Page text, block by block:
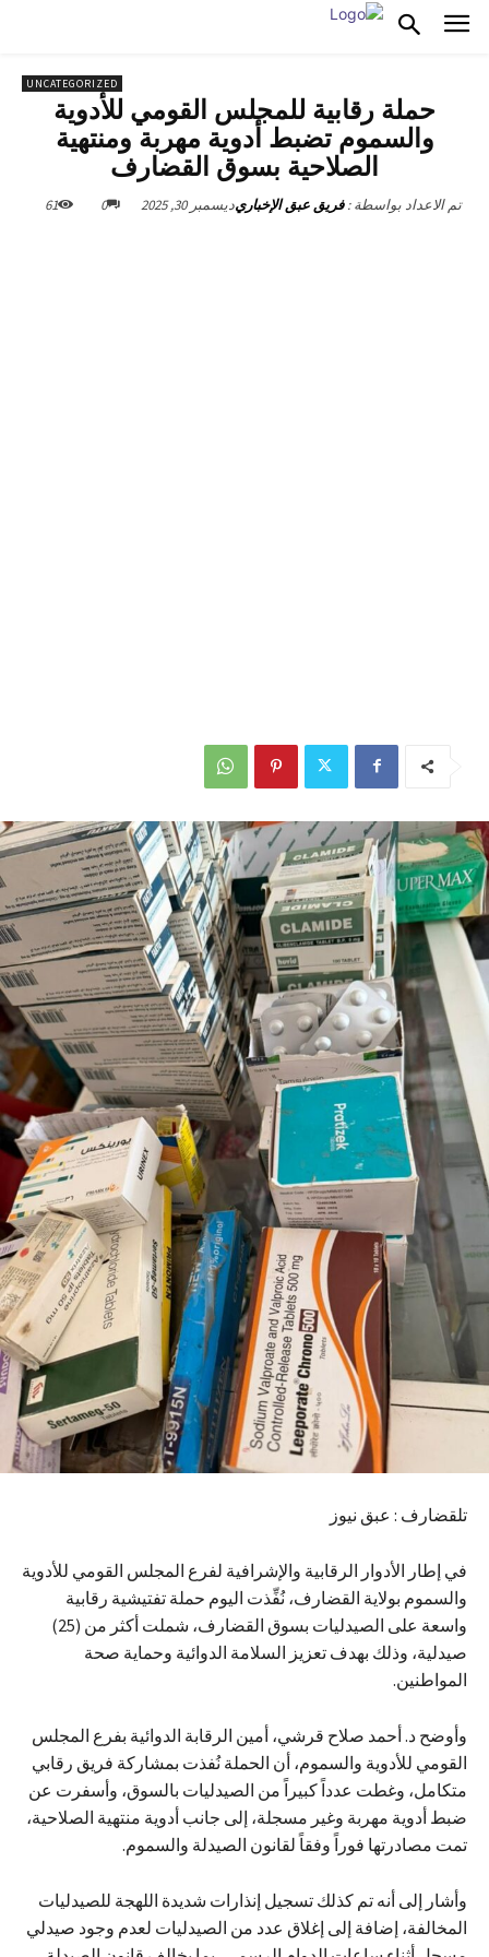
UNCATEGORIZED
حملة رقابية للمجلس القومي للأدوية
والسموم تضبط أدوية مهربة ومنتهية
الصلاحية بسوق القضارف
تم الاعداد بواسطة : فريق عبق الإخباريديسمبر 30, 2025 0
61
تلقضارف : عبق نيوز
في إطار الأدوار الرقابية والإشرافية لفرع المجلس القومي للأدوية
والسموم بولاية القضارف، نُفِّذت اليوم حملة تفتيشية رقابية
واسعة على الصيدليات بسوق القضارف، شملت أكثر من (25)
صيدلية، وذلك بهدف تعزيز السلامة الدوائية وحماية صحة
المواطنين.
وأوضح د. أحمد صلاح قرشي، أمين الرقابة الدوائية بفرع المجلس
القومي للأدوية والسموم، أن الحملة نُفذت بمشاركة فريق رقابي
متكامل، وغطت عدداً كبيراً من الصيدليات بالسوق، وأسفرت عن
ضبط أدوية مهربة وغير مسجلة، إلى جانب أدوية منتهية الصلاحية،
تمت مصادرتها فوراً وفقاً لقانون الصيدلة والسموم.
وأشار إلى أنه تم كذلك تسجيل إنذارات شديدة اللهجة للصيدليات
المخالفة، إضافة إلى إغلاق عدد من الصيدليات لعدم وجود صيدلي